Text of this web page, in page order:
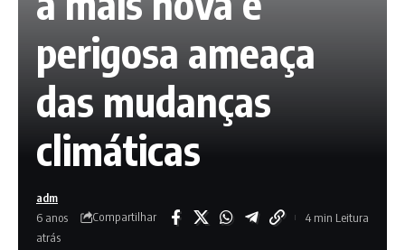
perigosa ameaça
das mudanças
climáticas
adm
6 anos
atrás
Compartilhar 4 min Leitura